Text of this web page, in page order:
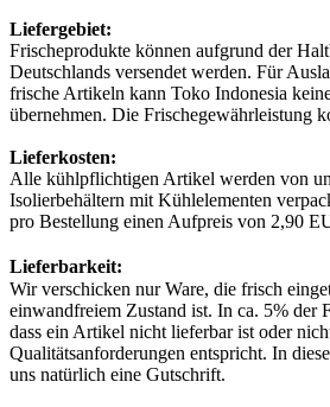
Liefergebiet:
Frischeprodukte können aufgrund der
Deutschlands versendet werden. Für
frische Artikeln kann Toko Indonesia
übernehmen. Die Frischegewährleistung
Lieferkosten:
Alle kühlpflichtigen Artikel werden von
Isolierbehältern mit Kühlelementen
pro Bestellung einen Aufpreis von 2,90
Lieferbarkeit:
Wir verschicken nur Ware, die frisch
einwandfreiem Zustand ist. In ca. 5% der
dass ein Artikel nicht lieferbar ist oder
Qualitätsanforderungen entspricht. In
uns natürlich eine Gutschrift.